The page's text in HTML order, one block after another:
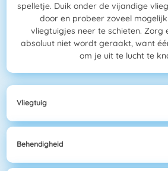
spelletje. Duik onder de vijandige
door en probeer zoveel
vliegtuigjes neer te schieten. Zorg
absoluut niet wordt geraakt, want
om je uit te lucht te
Vliegtuig
Behendigheid